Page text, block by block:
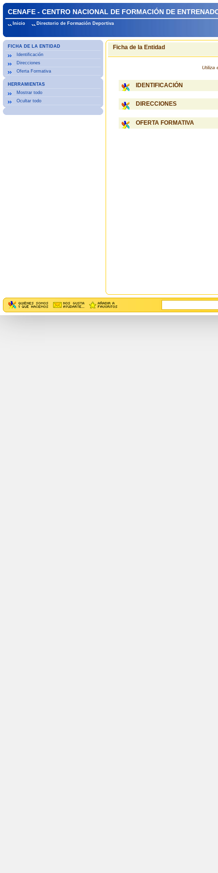
CENAFE - CENTRO NACIONAL DE FORMACIÓN DE
Inicio Directorio de Formación Deportiva
FICHA DE LA ENTIDAD
Identificación
Direcciones
Oferta Formativa
HERRAMIENTAS
Mostrar todo
Ocultar todo
Ficha de la Entidad
Utiliza
IDENTIFICACIÓN
DIRECCIONES
OFERTA FORMATIVA